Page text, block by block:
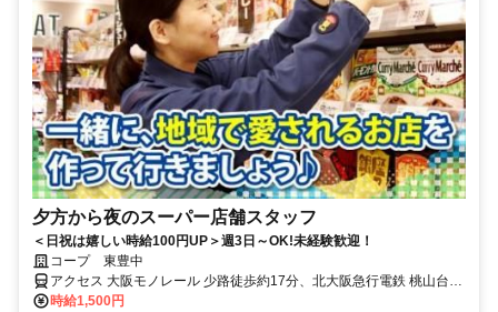
夕方から夜のスーパー店舗スタッフ
＜日祝は嬉しい時給100円UP＞週3日～OK!未経験歓迎！
コープ 東豊中
アクセス 大阪モノレール 少路徒歩約17分、北大阪急行電鉄 桃山台南
口(西)徒歩約24分、阪急宝塚本線 豊中出口2(南改札口)徒歩約29分 阪
時給1,500円